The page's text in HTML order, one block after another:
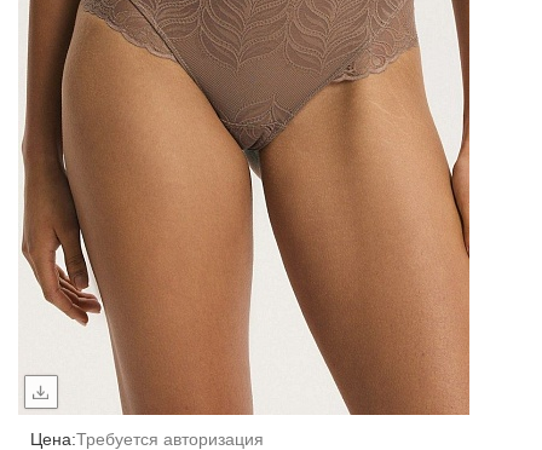
Цена:Требуется авторизация